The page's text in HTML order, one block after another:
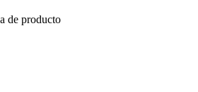
de producto